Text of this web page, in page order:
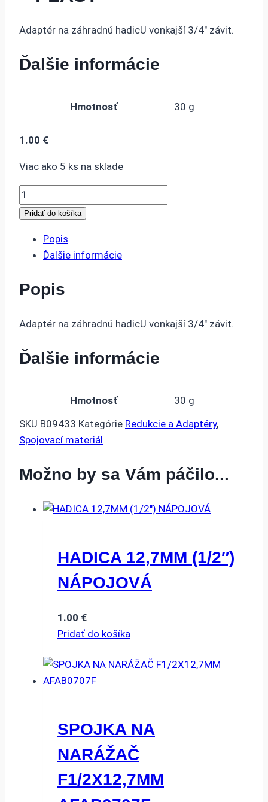
Adaptér na záhradnú hadicU vonkajší 3/4″ závit.
Ďalšie informácie
Hmotnosť 30 g
1.00 €
Viac ako 5 ks na sklade
množstvo
ADAPTÉR
ZÁHRADNÚ
HADICU
VONKAJŠÍ
-
Pridať do košíka
Popis
Ďalšie informácie
Popis
Adaptér na záhradnú hadicU vonkajší 3/4″ závit.
Ďalšie informácie
Hmotnosť
30 g
SKU B09433 Kategórie Redukcie a Adaptéry,
Spojovací materiál
Možno by sa Vám páčilo...
HADICA 12,7MM (1/2″)
NÁPOJOVÁ
1.00 €
Pridať do košíka
SPOJKA NA
NARÁŽAČ
F1/2X12,7MM